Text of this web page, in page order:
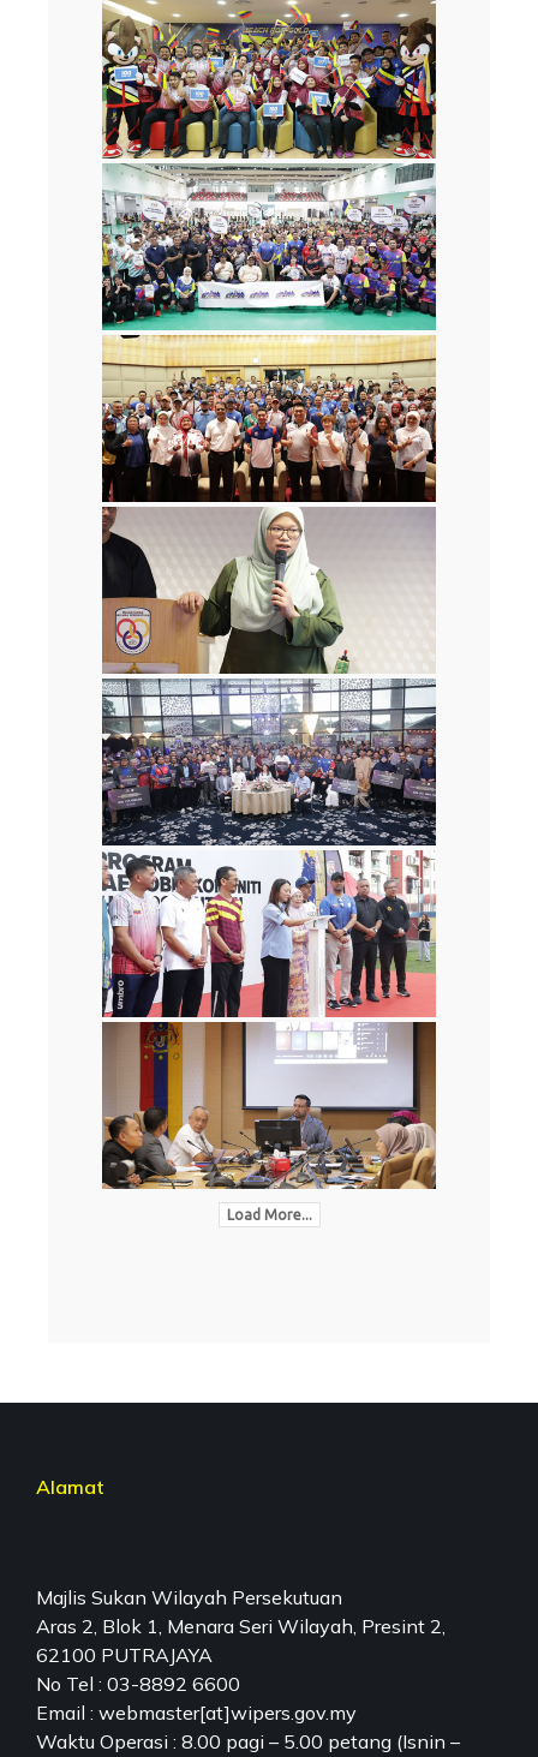
Load More...
Alamat
Majlis Sukan Wilayah Persekutuan
Aras 2, Blok 1, Menara Seri Wilayah, Presint 2,
62100 PUTRAJAYA
No Tel : 03-8892 6600
Email : webmaster[at]wipers.gov.my
Waktu Operasi : 8.00 pagi – 5.00 petang (Isnin –